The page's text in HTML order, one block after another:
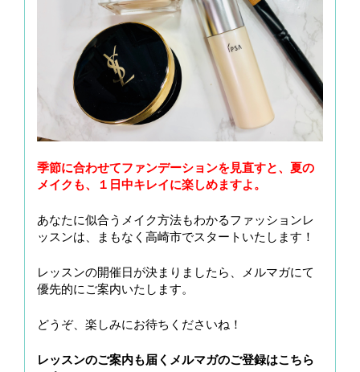
季節に合わせてファンデーションを見直すと、夏の
メイクも、１日中キレイに楽しめますよ。
あなたに似合うメイク方法もわかるファッションレ
ッスンは、まもなく高崎市でスタートいたします！
レッスンの開催日が決まりましたら、メルマガにて
優先的にご案内いたします。
どうぞ、楽しみにお待ちくださいね！
レッスンのご案内も届くメルマガのご登録はこちら